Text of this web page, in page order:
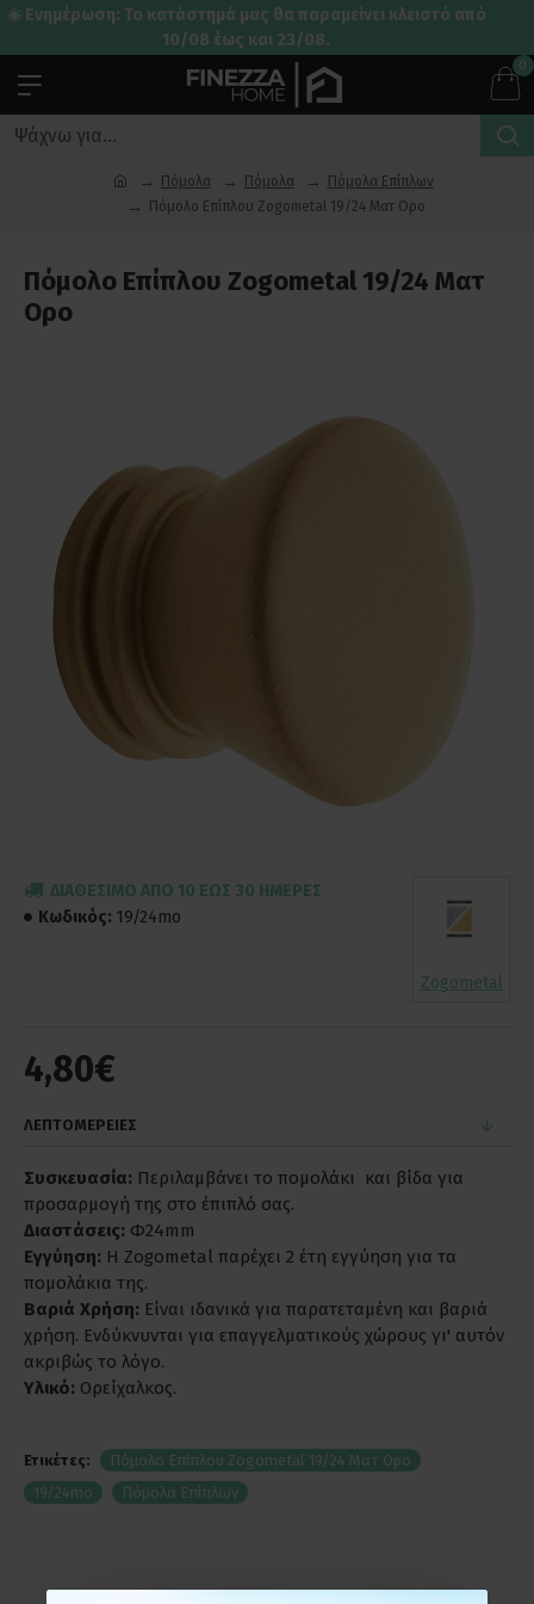
☀️ Ενημέρωση: Το κατάστημά μας θα παραμείνει κλειστό από
10/08 έως και 23/08.
0
Πόμολα Πόμολα
Πόμολα Επίπλων
Πόμολο Επίπλου Zogometal 19/24 Ματ Ορο
Πόμολο Επίπλου Zogometal 19/24 Ματ
Ορο
4,80€
ΔΙΑΘΈΣΙΜΟ ΑΠΌ 10 ΈΩΣ 30 ΗΜΈΡΕΣ
Κωδικός: 19/24mo
Zogometal
ΛΕΠΤΟΜΕΡΕΙΕΣ
Συσκευασία: Περιλαμβάνει το πομολάκι και βίδα για
προσαρμογή της στο έπιπλό σας.
Διαστάσεις: Φ24mm
Εγγύηση: Η Zogometal παρέχει 2 έτη εγγύηση για τα
πομολάκια της.
Βαριά Χρήση: Είναι ιδανικά για παρατεταμένη και βαριά
χρήση. Ενδύκνυνται για επαγγελματικούς χώρους γι' αυτόν
ακριβώς το λόγο.
Υλικό: Ορείχαλκος.
Ετικέτες:
Πόμολο Επίπλου Zogometal 19/24 Ματ Ορο
19/24mo
Πόμολα Επίπλων